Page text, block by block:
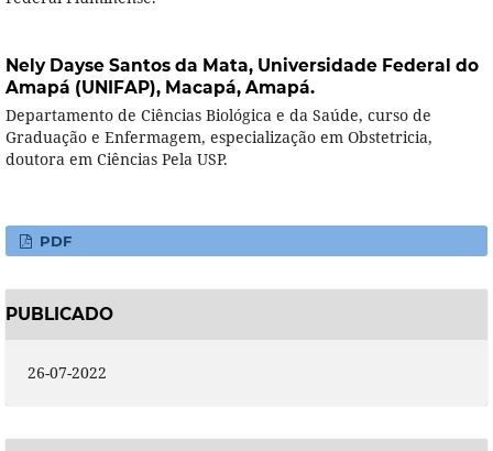
Nely Dayse Santos da Mata, Universidade Federal do
Amapá (UNIFAP), Macapá, Amapá.
Departamento de Ciências Biológica e da Saúde, curso de
Graduação e Enfermagem, especialização em Obstetricia,
doutora em Ciências Pela USP.
PDF
PUBLICADO
26-07-2022